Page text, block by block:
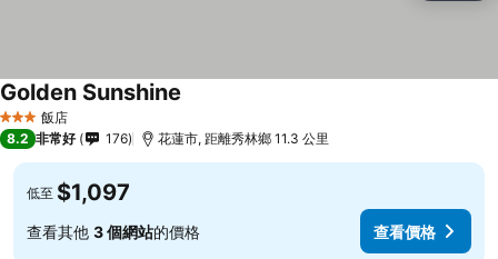
3 星級 飯店
Golden Sunshine
8.2 非常好 176 花蓮市, 距離秀林鄉 11.3 公里
低至 $1,097
查看其他 3 個網站的價格 查看價格